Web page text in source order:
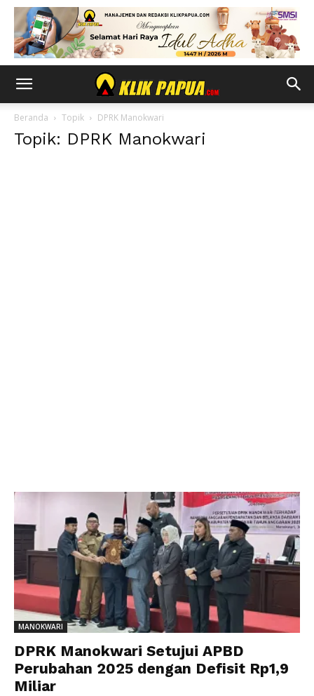
Beranda Topik DPRK Manokwari
Topik: DPRK Manokwari
MANOKWARI
DPRK Manokwari Setujui APBD
Perubahan 2025 dengan Defisit Rp1,9
Miliar